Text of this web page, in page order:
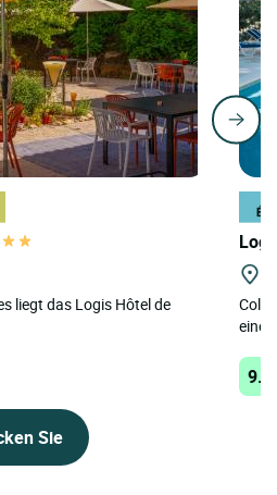
liegt das Logis Hôtel de
Sie